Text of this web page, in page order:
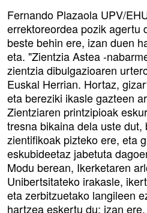
Fernando Plazaola UPV/
errektoreordea pozik agertu
beste behin ere, izan duen
eta. "Zientzia Astea -
zientzia dibulgazioaren
Euskal Herrian. Hortaz,
eta bereziki ikasle gazteen
Zientziaren printzipioak
tresna bikaina dela uste dut,
zientifikoak pizteko ere, eta
eskubideetaz jabetuta
Modu berean, Ikerketaren
Unibertsitateko irakasle,
eta zerbitzuetako langileen
hartzea eskertu du; izan